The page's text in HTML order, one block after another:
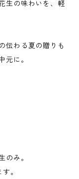
生の味わいを、軽
伝わる夏の贈りも
元に。
のみ。
。